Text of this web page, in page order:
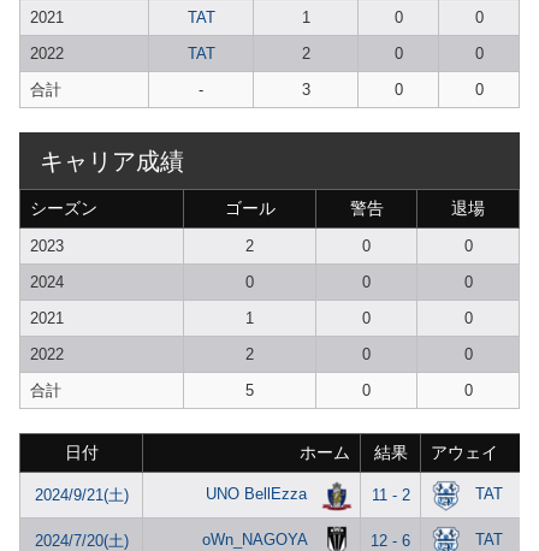
2021 TAT 1 0
0
2022
TAT 2 0
0
合計
- 3 0 0
キャリア成績
シーズン ゴール 警告 退場
2023 2 0
0
2024
0 0
0
2021
1 0
0
2022
2 0
0
合計
5 0 0
日付 ホーム 結果 アウェイ
2024/9/21(土) UNO BellEzza 11 - 2 TAT
2024/7/20(土) oWn_NAGOYA 12 - 6 TAT